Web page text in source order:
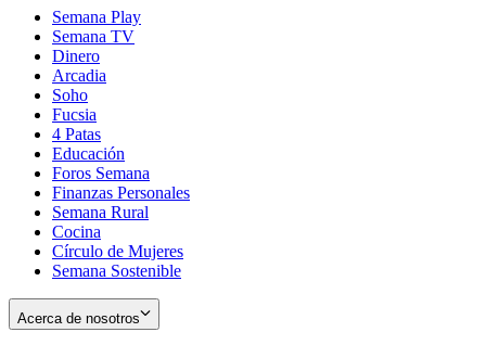
Semana Play
Semana TV
Dinero
Arcadia
Soho
in
new
window
Fucsia
in
new
window
4 Patas
Educación
Foros Semana
Finanzas Personales
Semana Rural
Cocina
Círculo de Mujeres
Semana Sostenible
Acerca de nosotros